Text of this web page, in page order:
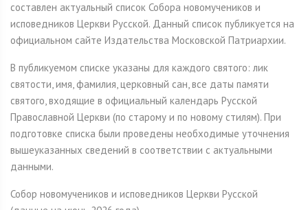
составлен актуальный список Собора новомучеников и
исповедников Церкви Русской. Данный список публикуется на
официальном сайте Издательства Московской Патриархии.
В публикуемом списке указаны для каждого святого: лик
святости, имя, фамилия, церковный сан, все даты памяти
святого, входящие в официальный календарь Русской
Православной Церкви (по старому и по новому стилям). При
подготовке списка были проведены необходимые уточнения
вышеуказанных сведений в соответствии с актуальными
данными.
Собор новомучеников и исповедников Церкви Русской